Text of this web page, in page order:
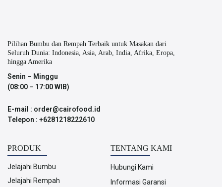
Pilihan Bumbu dan Rempah Terbaik untuk Masakan dari
Seluruh Dunia: Indonesia, Asia, Arab, India, Afrika, Eropa,
hingga Amerika
Senin – Minggu
(08:00 – 17:00 WIB)
E-mail : order@cairofood.id
Telepon : +6281218222610
PRODUK
Jelajahi Bumbu
Jelajahi Rempah
TENTANG KAMI
Hubungi Kami
Informasi Garansi